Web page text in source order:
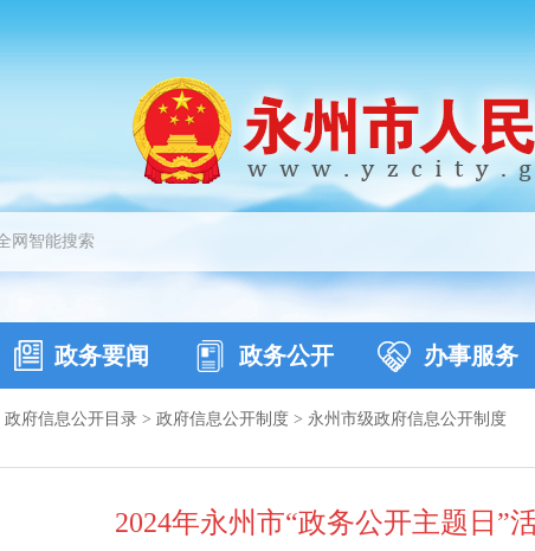
政务要闻 政务公开 办事服务
政府信息公开目录 > 政府信息公开制度 > 永州市级政府信息公开制度
2024年永州市“政务公开主题日”